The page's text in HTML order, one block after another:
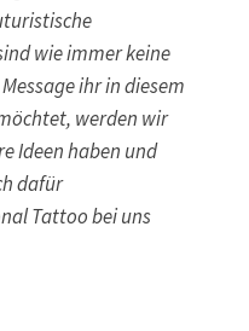
wie immer keine
ihr in diesem
werden wir
Ideen haben und
dafür
Tattoo bei uns